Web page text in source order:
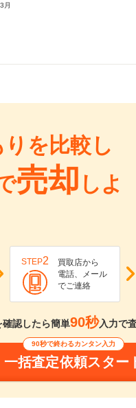
月
を比較し
売却 しよ
STEP2
買取店から
電話、メール
でご連絡
確認したら簡単90秒入力で
90秒で終わるカンタン入力
一括査定依頼スター